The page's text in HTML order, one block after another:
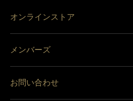
オンラインストア
メンバーズ
会員規約
お問い合わせ